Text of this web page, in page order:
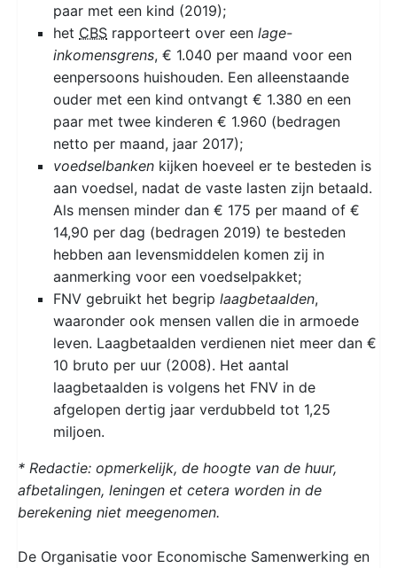
paar met een kind (2019);
het CBS rapporteert over een lage-
inkomensgrens, € 1.040 per maand voor een
eenpersoons huishouden. Een alleenstaande
ouder met een kind ontvangt € 1.380 en een
paar met twee kinderen € 1.960 (bedragen
netto per maand, jaar 2017);
voedselbanken kijken hoeveel er te besteden is
aan voedsel, nadat de vaste lasten zijn betaald.
Als mensen minder dan € 175 per maand of €
14,90 per dag (bedragen 2019) te besteden
hebben aan levensmiddelen komen zij in
aanmerking voor een voedselpakket;
FNV gebruikt het begrip laagbetaalden,
waaronder ook mensen vallen die in armoede
leven. Laagbetaalden verdienen niet meer dan €
10 bruto per uur (2008). Het aantal
laagbetaalden is volgens het FNV in de
afgelopen dertig jaar verdubbeld tot 1,25
miljoen.
* Redactie: opmerkelijk, de hoogte van de huur,
afbetalingen, leningen et cetera worden in de
berekening niet meegenomen.
De Organisatie voor Economische Samenwerking en